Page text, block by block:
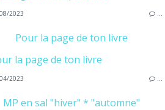
2023 …
Pour la page de ton livre
2023 …
MP en sal "hiver" * "automne"